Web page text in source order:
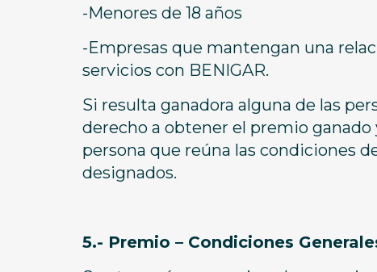
-Menores de 18 años
-Empresas que mantengan una
servicios con BENIGAR.
Si resulta ganadora alguna de las
derecho a obtener el premio
persona que reúna las condiciones
designados.
5.- Premio – Condiciones